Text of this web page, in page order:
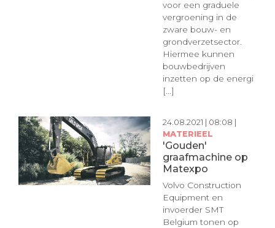
voor een graduele
vergroening in de
zware bouw- en
grondverzetsector.
Hiermee kunnen
bouwbedrijven
inzetten op de energi
[...]
24.08.2021 | 08:08 |
MATERIEEL
'Gouden'
graafmachine op
Matexpo
Volvo Construction
Equipment en
invoerder SMT
Belgium tonen op